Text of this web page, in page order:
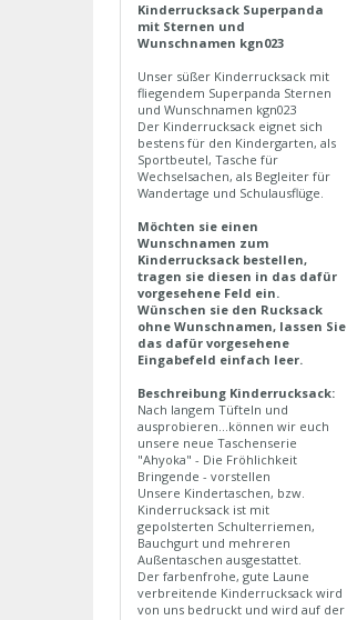
Kinderrucksack Superpanda
mit Sternen und
Wunschnamen kgn023
Unser süßer Kinderrucksack mit
fliegendem Superpanda Sternen
und Wunschnamen kgn023
Der Kinderrucksack eignet sich
bestens für den Kindergarten, als
Sportbeutel, Tasche für
Wechselsachen, als Begleiter für
Wandertage und Schulausflüge.
Möchten sie einen
Wunschnamen zum
Kinderrucksack bestellen,
tragen sie diesen in das dafür
vorgesehene Feld ein.
Wünschen sie den Rucksack
ohne Wunschnamen, lassen Sie
das dafür vorgesehene
Eingabefeld einfach leer.
Beschreibung Kinderrucksack:
Nach langem Tüfteln und
ausprobieren...können wir euch
unsere neue Taschenserie
"Ahyoka" - Die Fröhlichkeit
Bringende - vorstellen
Unsere Kindertaschen, bzw.
Kinderrucksack ist mit
gepolsterten Schulterriemen,
Bauchgurt und mehreren
Außentaschen ausgestattet.
Der farbenfrohe, gute Laune
verbreitende Kinderrucksack wird
von uns bedruckt und wird auf der